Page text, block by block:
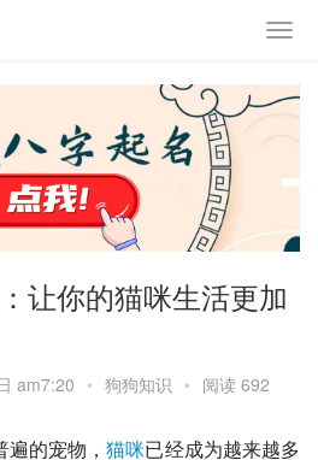
让你的猫咪生活更加
am7:20 • 狗狗知识 • 阅读 692
遍的宠物，猫咪已经成为越来越多